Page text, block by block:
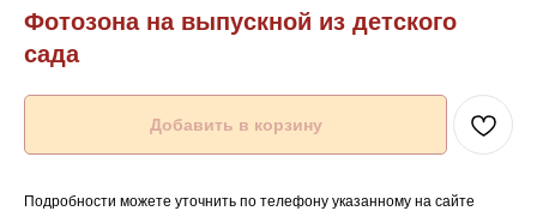
Фотозона на выпускной из детского
сада
Добавить в корзину
Подробности можете уточнить по телефону указанному на сайте